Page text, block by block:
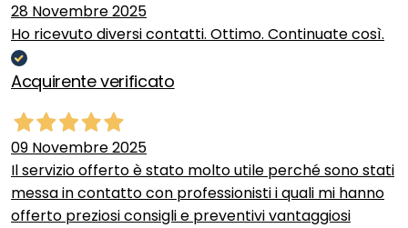
28 Novembre 2025
Ho ricevuto diversi contatti. Ottimo. Continuate così.
Acquirente verificato
09 Novembre 2025
Il servizio offerto è stato molto utile perché sono stati
messa in contatto con professionisti i quali mi hanno
offerto preziosi consigli e preventivi vantaggiosi